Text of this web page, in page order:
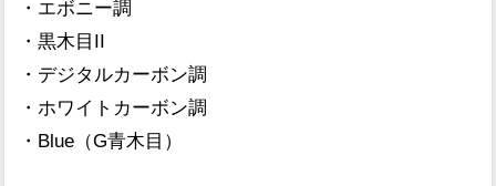
・エボニー調
・黒木目II
・デジタルカーボン調
・ホワイトカーボン調
・Blue（G青木目）